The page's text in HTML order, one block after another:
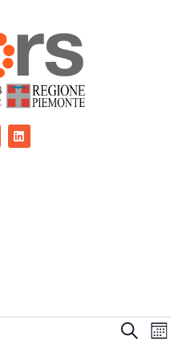
Eventi
Cerca
Mese